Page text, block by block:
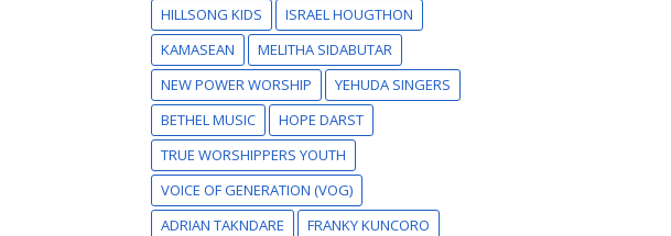
HILLSONG KIDS
ISRAEL HOUGTHON
KAMASEAN
MELITHA SIDABUTAR
NEW POWER WORSHIP
YEHUDA SINGERS
BETHEL MUSIC
HOPE DARST
TRUE WORSHIPPERS YOUTH
VOICE OF GENERATION (VOG)
ADRIAN TAKNDARE
FRANKY KUNCORO